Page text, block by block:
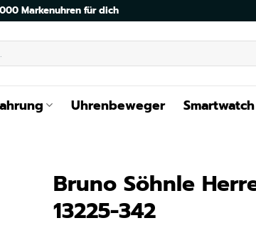
Markenuhren für dich
Uhrenbeweger Smartwatch
Bruno Söhnle
13225-342